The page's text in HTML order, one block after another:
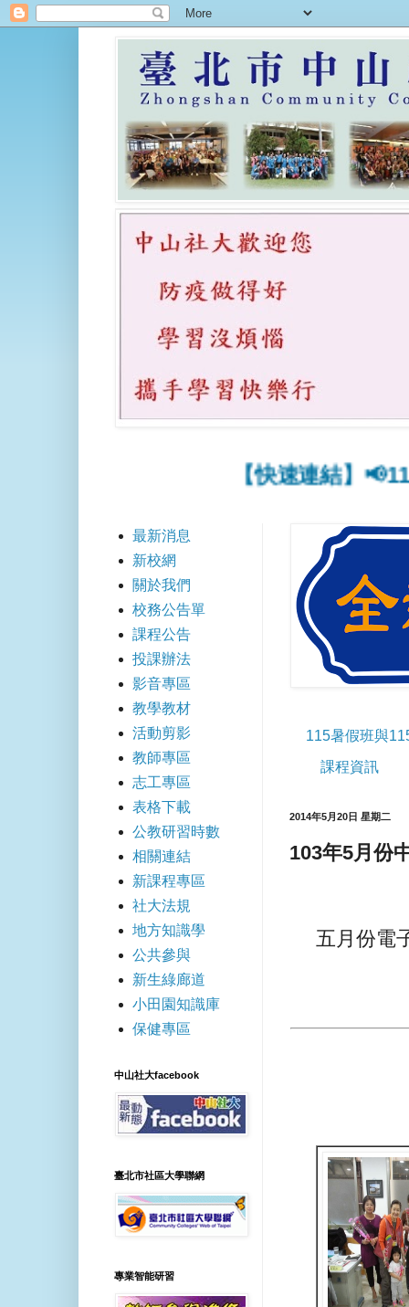
【快速連結】📢115暑假班與
115暑假班與
課程資訊
2014年5月20日 星期二
103年5月份
五月份電
最新消息
新校網
關於我們
校務公告單
課程公告
投課辦法
影音專區
教學教材
活動剪影
教師專區
志工專區
表格下載
公教研習時數
相關連結
新課程專區
社大法規
地方知識學
公共參與
新生綠廊道
小田園知識庫
保健專區
中山社大facebook
臺北市社區大學聯網
專業智能研習